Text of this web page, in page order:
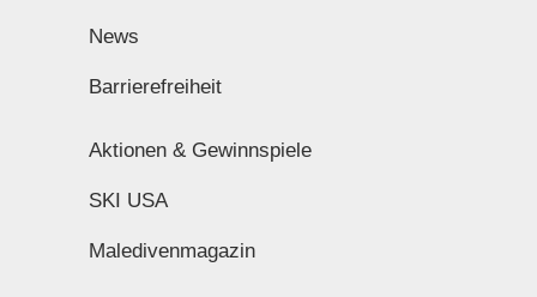
News
Barrierefreiheit
Aktionen & Gewinnspiele
SKI USA
Maledivenmagazin